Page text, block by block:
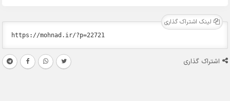
لینک اشتراک گذاری
اشتراک گذاری